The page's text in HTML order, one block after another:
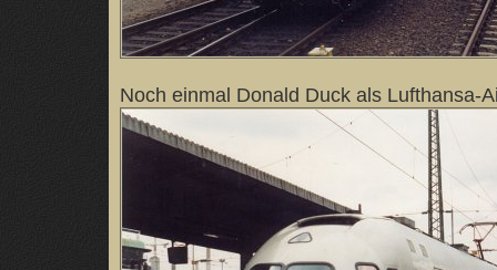
Noch einmal Donald Duck als Lufthansa-